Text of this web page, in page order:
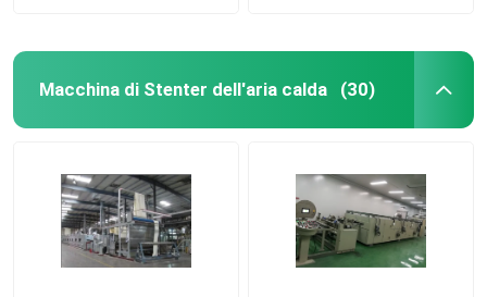
Macchina di Stenter dell'aria calda (30)